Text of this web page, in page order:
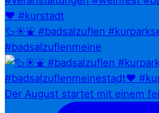
🦆☀️⛲ #badsalzuflen
#badsalzuflenmeine
Der August startet mit einem